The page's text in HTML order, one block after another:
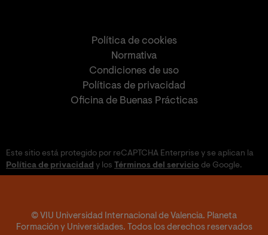
Política de cookies
Normativa
Condiciones de uso
Políticas de privacidad
Oficina de Buenas Prácticas
Este sitio está protegido por reCAPTCHA Enterprise y se aplican la
Política de privacidad y los Términos del servicio de Google.
© VIU Universidad Internacional de Valencia. Planeta
Formación y Universidades. Todos los derechos reservados